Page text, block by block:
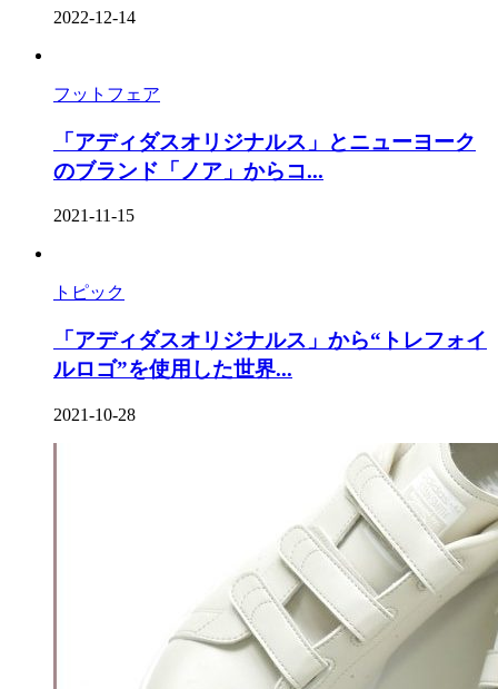
2022-12-14
フットフェア
「アディダスオリジナルス」とニューヨーク
のブランド「ノア」からコ...
2021-11-15
トピック
「アディダスオリジナルス」から“トレフォイ
ルロゴ”を使⽤した世界...
2021-10-28